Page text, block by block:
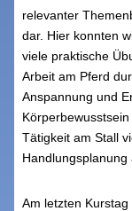
relevanter
dar. Hier konnten
viele praktische
Arbeit am Pferd
Anspannung und
Tätigkeit am Stall
Handlungsplanung
Am letzten